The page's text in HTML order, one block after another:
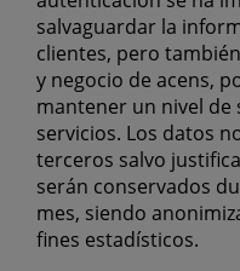
salvaguardar la
clientes, pero
y negocio de acens,
mantener un nivel
servicios. Los datos
terceros salvo
serán conservados
mes, siendo
fines estadísticos.